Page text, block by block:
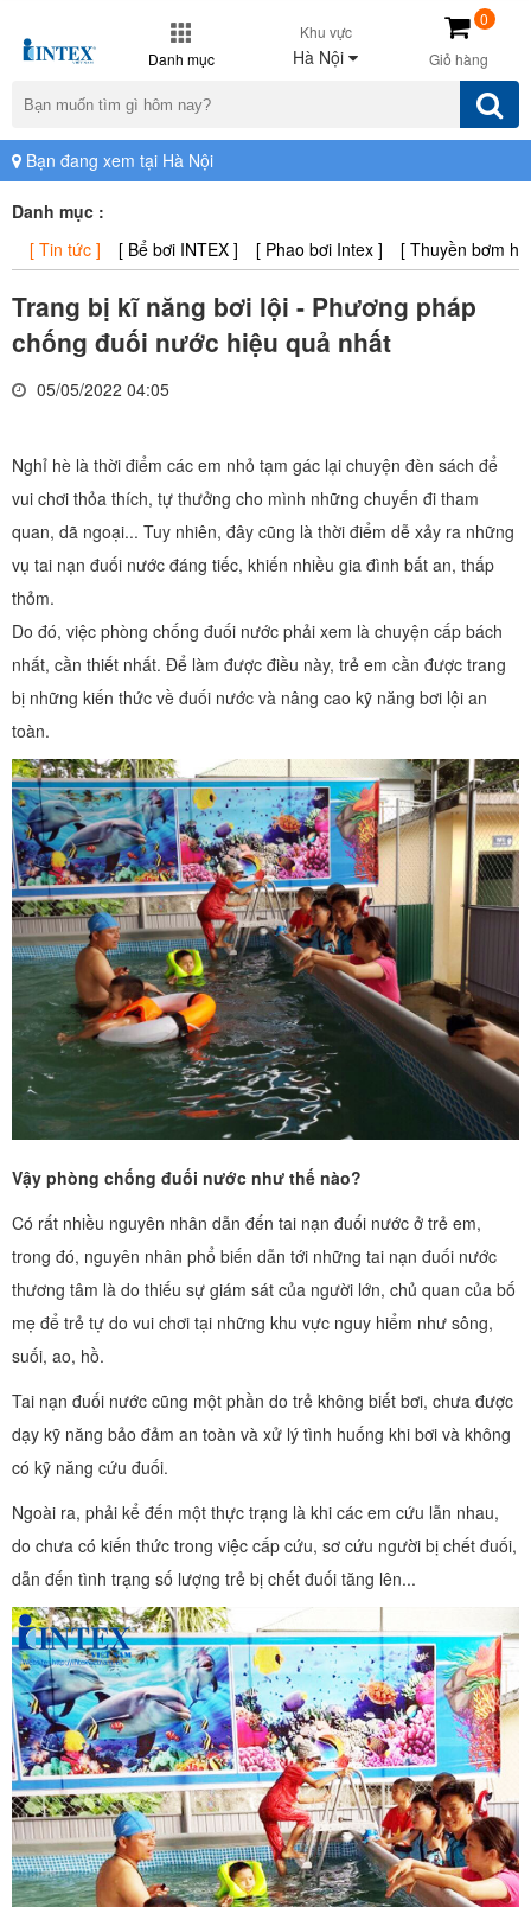
Danh mục
Khu vực
Hà Nội Giỏ hàng
0
Bạn đang xem tại Hà Nội
Danh mục :
[ Tin tức ]
[ Bể bơi INTEX ] [ Phao bơi Intex ] [ Thuyền bơm
Trang bị kĩ năng bơi lội - Phương pháp
chống đuối nước hiệu quả nhất
05/05/2022 04:05
Nghỉ hè là thời điểm các em nhỏ tạm gác lại chuyện đèn sách để
vui chơi thỏa thích, tự thưởng cho mình những chuyến đi tham
quan, dã ngoại... Tuy nhiên, đây cũng là thời điểm dễ xảy ra những
vụ tai nạn đuối nước đáng tiếc, khiến nhiều gia đình bất an, thấp
thỏm.
Do đó, việc phòng chống đuối nước phải xem là chuyện cấp bách
nhất, cần thiết nhất. Để làm được điều này, trẻ em cần được trang
bị những kiến thức về đuối nước và nâng cao kỹ năng bơi lội an
toàn.
Vậy phòng chống đuối nước như thế nào?
Có rất nhiều nguyên nhân dẫn đến tai nạn đuối nước ở trẻ em,
trong đó, nguyên nhân phổ biến dẫn tới những tai nạn đuối nước
thương tâm là do thiếu sự giám sát của người lớn, chủ quan của bố
mẹ để trẻ tự do vui chơi tại những khu vực nguy hiểm như sông,
suối, ao, hồ.
Tai nạn đuối nước cũng một phần do trẻ không biết bơi, chưa được
dạy kỹ năng bảo đảm an toàn và xử lý tình huống khi bơi và không
có kỹ năng cứu đuối.
Ngoài ra, phải kể đến một thực trạng là khi các em cứu lẫn nhau,
do chưa có kiến thức trong việc cấp cứu, sơ cứu người bị chết đuối,
dẫn đến tình trạng số lượng trẻ bị chết đuối tăng lên...